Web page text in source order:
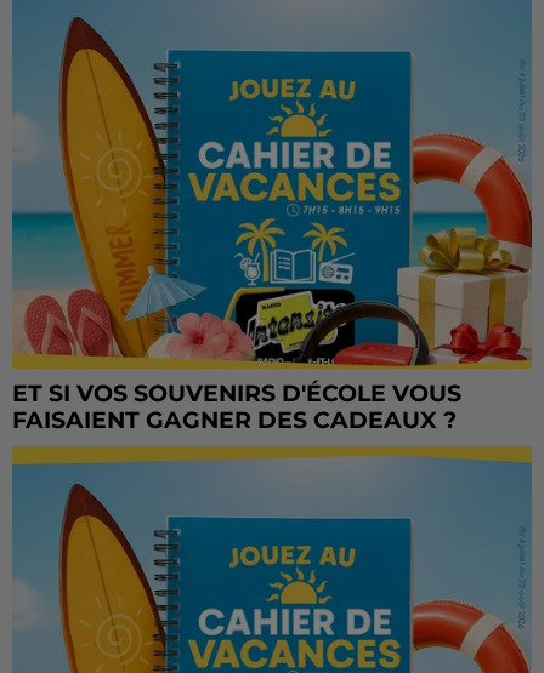
ET SI VOS SOUVENIRS D'ÉCOLE VOUS
FAISAIENT GAGNER DES CADEAUX ?